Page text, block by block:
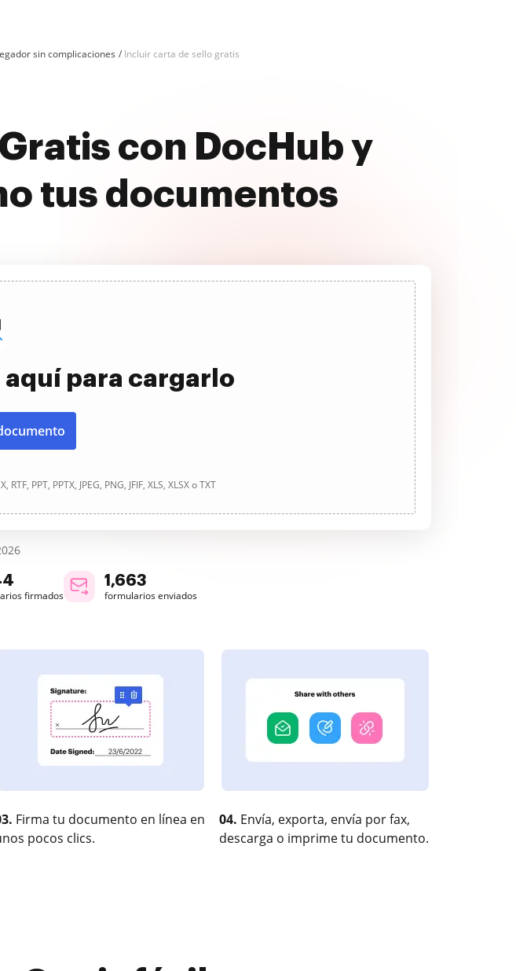
sin complicaciones Incluir carta de sello gratis
con DocHub y
tus documentos
para cargarlo
PPT, PPTX, JPEG, PNG, JFIF, XLS, XLSX o TXT
firmados
1,663
formularios enviados
Firma tu documento en línea en
pocos clics.
04. Envía, exporta, envía por fax,
descarga o imprime tu documento.